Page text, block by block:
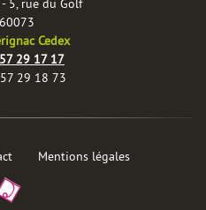
5, rue du Golf
Cedex
29 17 17
29 18 73
Mentions légales